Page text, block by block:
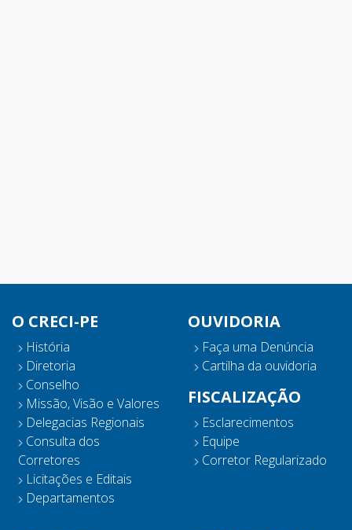
O CRECI-PE
História
Diretoria
Conselho
Missão, Visão e Valores
Delegacias Regionais
Consulta dos
Corretores
Licitações e Editais
Departamentos
OUVIDORIA
Faça uma Denúncia
Cartilha da ouvidoria
FISCALIZAÇÃO
Esclarecimentos
Equipe
Corretor Regularizado